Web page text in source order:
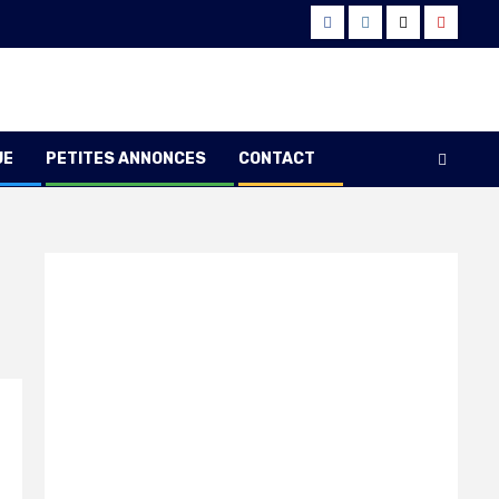
FacebookInstagram
Twitter
PETITES ANNONCES CONTACT